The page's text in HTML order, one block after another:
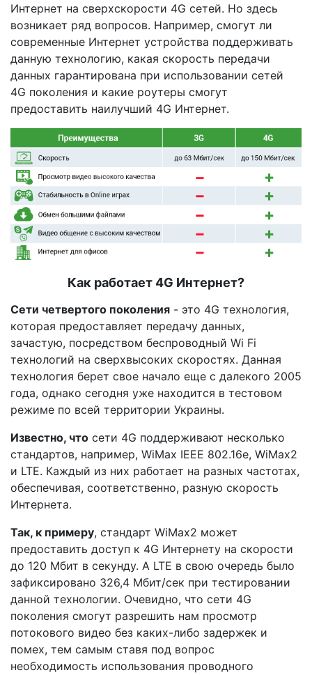
Интернет на сверхскорости 4G сетей. Но здесь
возникает ряд вопросов. Например, смогут ли
современные Интернет устройства поддерживать
данную технологию, какая скорость передачи
данных гарантирована при использовании сетей
4G поколения и какие роутеры смогут
предоставить наилучший 4G Интернет.
Как работает 4G Интернет?
Сети четвертого поколения - это 4G технология,
которая предоставляет передачу данных,
зачастую, посредством беспроводный Wi Fi
технологий на сверхвысоких скоростях. Данная
технология берет свое начало еще с далекого 2005
года, однако сегодня уже находится в тестовом
режиме по всей территории Украины.
Известно, что сети 4G поддерживают несколько
стандартов, например, WiMax IEEE 802.16e, WiMax2
и LTE. Каждый из них работает на разных частотах,
обеспечивая, соответственно, разную скорость
Интернета.
Так, к примеру, стандарт WiMax2 может
предоставить доступ к 4G Интернету на скорости
до 120 Мбит в секунду. А LTE в свою очередь было
зафиксировано 326,4 Мбит/сек при тестировании
данной технологии. Очевидно, что сети 4G
поколения смогут разрешить нам просмотр
потокового видео без каких-либо задержек и
помех, тем самым ставя под вопрос
необходимость использования проводного